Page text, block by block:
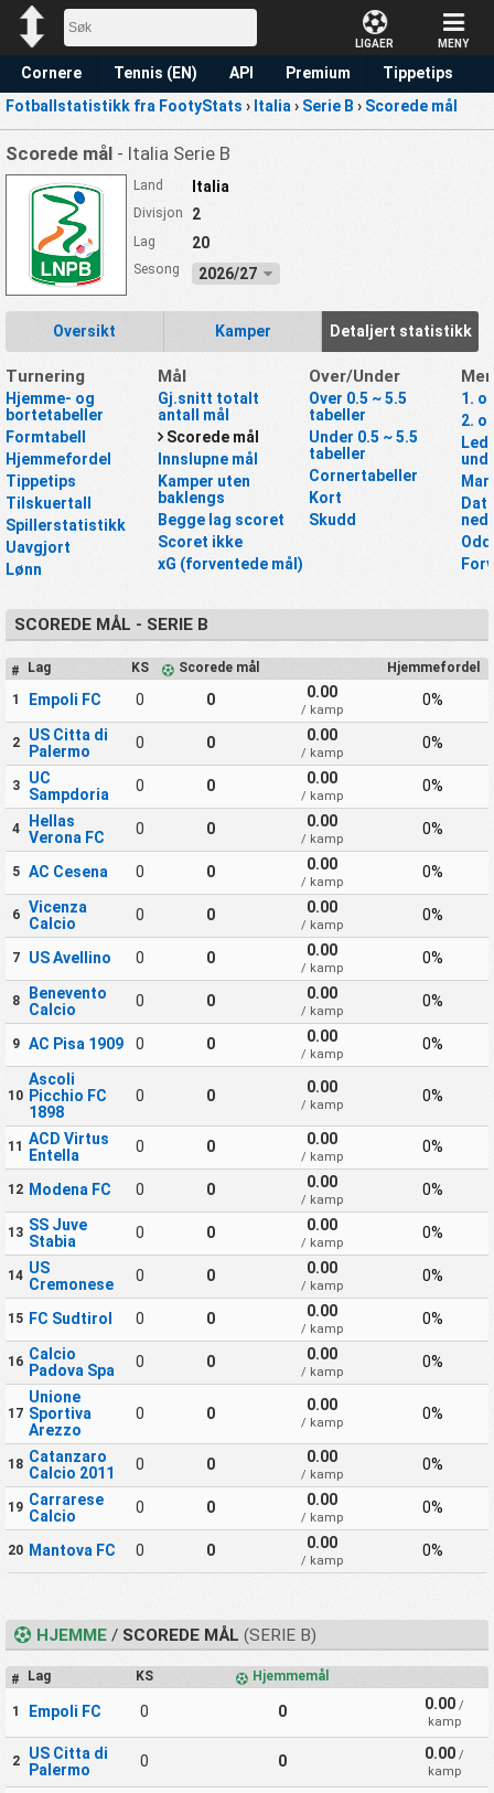
LIGAER MENY
Cornere Tennis (EN) API Premium
Tippetips
Fotballstatistikk fra FootyStats › Italia › Serie B › Scorede mål
Scorede mål - Italia Serie B
Land Italia
Divisjon 2
Lag 20
Sesong 2026/27
Oversikt Kamper Detaljert statistikk
Turnering
Hjemme- og
bortetabeller
Formtabell
Hjemmefordel
Tippetips
Tilskuertall
Spillerstatistikk
Uavgjort
Lønn
Mål
Gj.snitt totalt
antall mål
Scorede mål
Innslupne mål
Kamper uten
baklengs
Begge lag scoret
Scoret ikke
xG (forventede mål)
Over/Under
Over 0.5 ~ 5.5
tabeller
Under 0.5 ~ 5.5
tabeller
Cornertabeller
Kort
Skudd
Mer
1.
2.
SCOREDE MÅL - SERIE B
# Lag KS Scorede mål Hjemmefordel
1 Empoli FC 0 0 0.00
/ kamp
0%
2
US Citta di
Palermo
0 0 0.00
/ kamp
0%
3
UC
Sampdoria
0 0 0.00
/ kamp
0%
4
Hellas
Verona FC
0 0 0.00
/ kamp
0%
5 AC Cesena 0 0 0.00
/ kamp
0%
6
Vicenza
Calcio
0 0 0.00
/ kamp
0%
7 US Avellino 0 0 0.00
/ kamp
0%
8
Benevento
Calcio
0 0 0.00
/ kamp
0%
9 AC Pisa 1909 0 0 0.00
/ kamp
0%
10
Ascoli
Picchio FC
1898
0 0 0.00
/ kamp
0%
11 ACD Virtus
Entella
0 0 0.00
/ kamp
0%
12 Modena FC 0 0 0.00
/ kamp
0%
13 SS Juve
Stabia
0 0 0.00
/ kamp
0%
14 US
Cremonese
0 0 0.00
/ kamp
0%
15 FC Sudtirol 0 0 0.00
/ kamp
0%
16 Calcio
Padova Spa
0 0 0.00
/ kamp
0%
17
Unione
Sportiva
Arezzo
0 0 0.00
/ kamp
0%
18 Catanzaro
Calcio 2011
0 0 0.00
/ kamp
0%
19 Carrarese
Calcio
0 0 0.00
/ kamp
0%
20 Mantova FC 0 0 0.00
/ kamp
0%
HJEMME /SCOREDE MÅL (SERIE B)
# Lag KS Hjemmemål
1 Empoli FC 0 0 0.00 /
kamp
2
US Citta di
Palermo
0 0 0.00 /
kamp